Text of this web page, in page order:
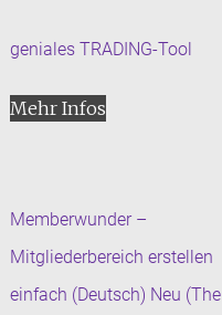
geniales TRADING-Tool
Mehr Infos
Memberwunder –
Mitgliederbereich erstellen
einfach (Deutsch) Neu (The